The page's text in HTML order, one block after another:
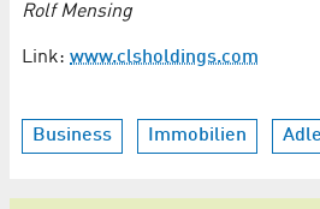
Rolf Mensing
Link: www.clsholdings.com
Business Immobilien